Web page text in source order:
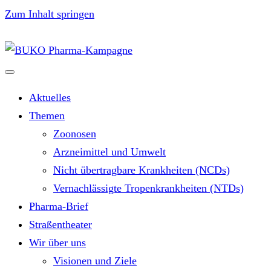
Zum Inhalt springen
Aktuelles
Themen
Zoonosen
Arzneimittel und Umwelt
Nicht übertragbare Krankheiten (NCDs)
Vernachlässigte Tropenkrankheiten (NTDs)
Pharma-Brief
Straßentheater
Wir über uns
Visionen und Ziele